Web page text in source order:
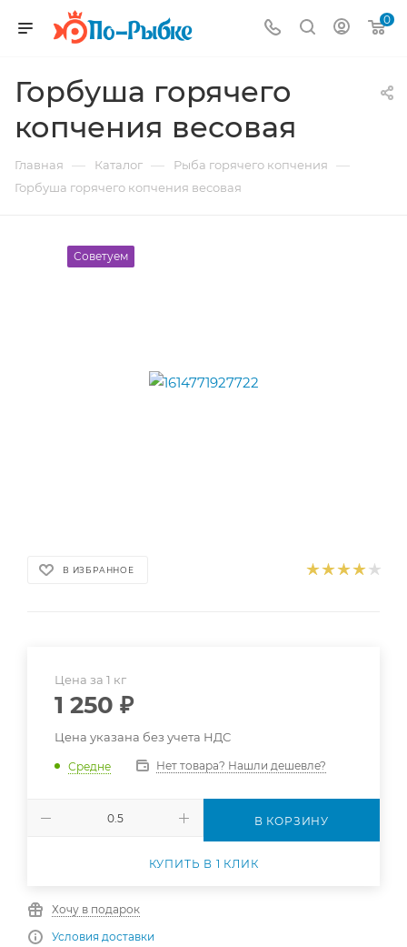
0
Горбуша горячего
копчения весовая
Главная — Каталог — Рыба горячего копчения —
Горбуша горячего копчения весовая
Советуем
В ИЗБРАННОЕ
Цена за 1 кг
1 250 ₽
Цена указана без учета НДС
Средне Нет товара? Нашли дешевле?
В КОРЗИНУ
КУПИТЬ В 1 КЛИК
Хочу в подарок
Условия доставки